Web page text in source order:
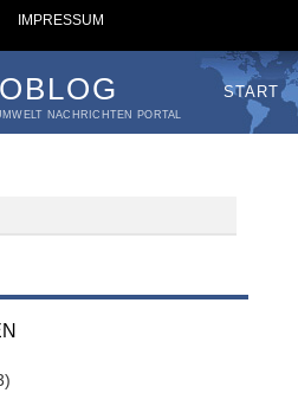
IMPRESSUM
NACHRICHTEN PORTAL
START